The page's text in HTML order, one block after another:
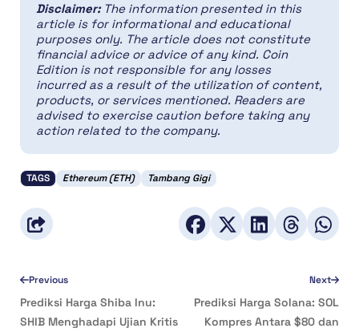
Disclaimer: The information presented in this
article is for informational and educational
purposes only. The article does not constitute
financial advice or advice of any kind. Coin
Edition is not responsible for any losses
incurred as a result of the utilization of content,
products, or services mentioned. Readers are
advised to exercise caution before taking any
action related to the company.
TAGS Ethereum (ETH) Tambang Gigi
Previous
Prediksi Harga Shiba Inu:
SHIB Menghadapi Ujian Kritis
Next
Prediksi Harga Solana: SOL
Kompres Antara $80 dan